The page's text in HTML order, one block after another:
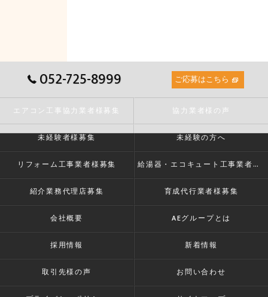
052-725-8999 ご応募はこちら
エアコン工事協力業者様募集 協力業者様の声
未経験者様募集 未経験の方へ
リフォーム工事業者様募集 給湯器・エコキュート工事業者様募集
紹介業務代理店募集 育成代行業者様募集
会社概要 AEグループとは
採用情報 新着情報
取引先様の声 お問い合わせ